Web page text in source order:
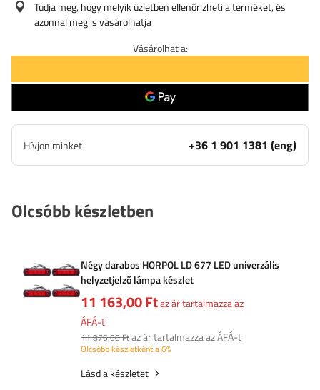
Tudja meg, hogy melyik üzletben ellenőrizheti a terméket, és
azonnal meg is vásárolhatja
Vásárolhat a:
Hívjon minket +36 1 901 1381 (eng)
Olcsóbb készletben
Négy darabos HORPOL LD 677 LED univerzális
helyzetjelző lámpa készlet
11 163,00 Ftaz ár tartalmazza az
ÁFÁ-t
11 876,00 Ftaz ár tartalmazza az ÁFÁ-t
Olcsóbb készletként a 6%
Lásd a készletet